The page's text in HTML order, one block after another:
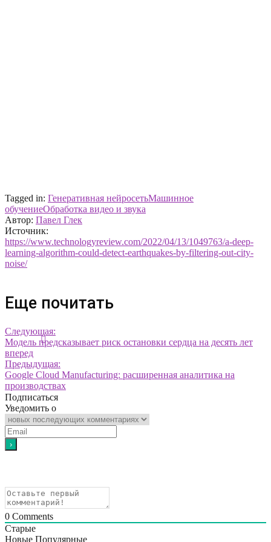
Tagged in: Генеративная нейросетьМашинное
обучениеОбработка видео и звука
Автор: Павел Глек
Источник:
https://www.technologyreview.com/2022/04/13/1049763/a-deep-
learning-algorithm-could-detect-earthquakes-by-filtering-out-city-
noise/
Еще почитать
Следующая:
Модель предсказывает риск остановки сердца на десять лет
вперед
Предыдущая:
Google Cloud Manufacturing: расширенная аналитика на
производствах
Подписаться
Уведомить о
0 Comments
Старые
Новые Популярные